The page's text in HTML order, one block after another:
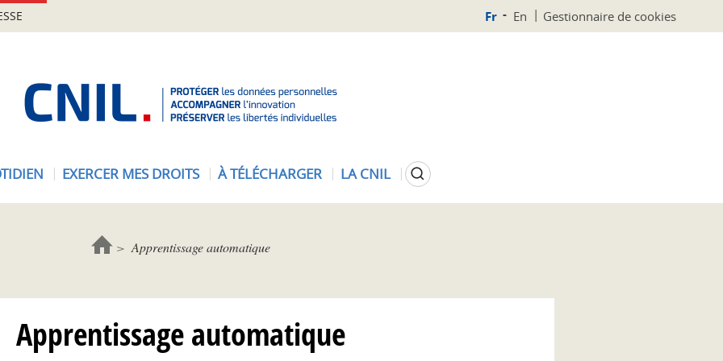
Fr En Gestionnaire de cookies
EXERCER MES DROITS À TÉLÉCHARGER LA CNIL Rechercher
Apprentissage automatique
Apprentissage automatique